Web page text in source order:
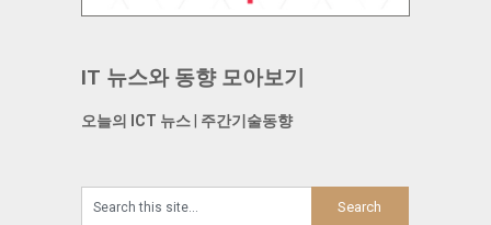
IT 뉴스와 동향 모아보기
오늘의 ICT 뉴스| 주간기술동향